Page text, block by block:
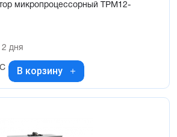
микропроцессорный ТРМ12-
2 дня
В корзину